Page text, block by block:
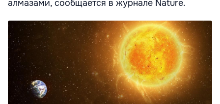
алмазами, сообщается в журнале Nature.